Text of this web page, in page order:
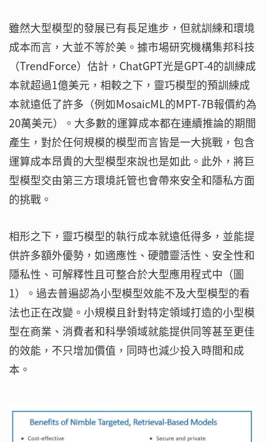
雖然大型模型的發展已有長足進步，但就訓練和環境
成本而言，大並不等於美。據市場研究機構集邦科技
（TrendForce）估計，ChatGPT光是GPT-4的訓練成
本就超過1億美元，相較之下，靈巧模型的預訓練成
本就遠低了許多（例如MosaicML的MPT-7B報價約為
20萬美元）。大多數的運算成本都在連續推論的期間
產生，對於任何規模的模型而言皆是一大挑戰，包含
運算成本昂貴的大型模型來說也是如此。此外，將巨
型模型交由第三方環境託管也會帶來安全和隱私方面
的挑戰。
相形之下，靈巧模型的執行成本就遠低得多，並能提
供許多額外優勢，如適應性、硬體靈活性、安全性和
隱私性、可解釋性且可整合於大型應用程式中（圖
1）。過去普遍認為小型模型效能不及大型模型的看
法也正在改變。小規模且針對特定領域打造的小型模
型在商業、消費者和科學領域就能提供同等甚至更佳
的效能，不只增加價值，同時也減少投入時間和成
本。